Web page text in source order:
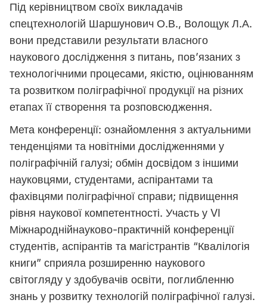
Під керівництвом своїх викладачів
спецтехнологій Шаршунович О.В., Волощук Л.А.
вони представили результати власного
наукового дослідження з питань, пов’язаних з
технологічними процесами, якістю, оцінюванням
та розвитком поліграфічної продукції на різних
етапах її створення та розповсюдження.
Мета конференції: ознайомлення з актуальними
тенденціями та новітніми дослідженнями у
поліграфічній галузі; обмін досвідом з іншими
науковцями, студентами, аспірантами та
фахівцями поліграфічної справи; підвищення
рівня наукової компетентності. Участь у VI
Міжнароднійнауково-практичній конференції
студентів, аспірантів та магістрантів “Квалілогія
книги” сприяла розширенню наукового
світогляду у здобувачів освіти, поглибленню
знань у розвитку технологій поліграфічної галузі.